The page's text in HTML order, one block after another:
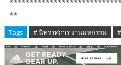
**
Tags # นิทรรศการ งานมหกรรม